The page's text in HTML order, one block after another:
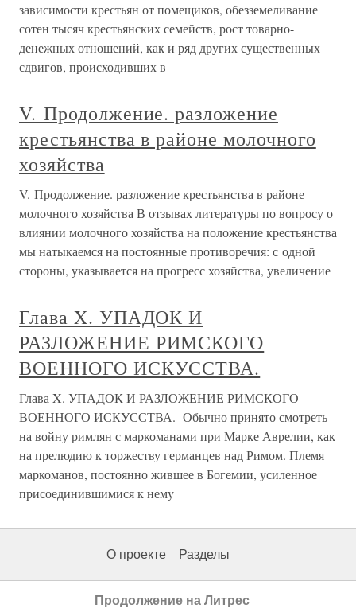
зависимости крестьян от помещиков, обезземеливание
сотен тысяч крестьянских семейств, рост товарно-
денежных отношений, как и ряд других существенных
сдвигов, происходивших в
V. Продолжение. разложение
крестьянства в районе молочного
хозяйства
V. Продолжение. разложение крестьянства в районе
молочного хозяйства В отзывах литературы по вопросу о
влиянии молочного хозяйства на положение крестьянства
мы натыкаемся на постоянные противоречия: с одной
стороны, указывается на прогресс хозяйства, увеличение
Глава X. УПАДОК И
РАЗЛОЖЕНИЕ РИМСКОГО
ВОЕННОГО ИСКУССТВА.
Глава X. УПАДОК И РАЗЛОЖЕНИЕ РИМСКОГО
ВОЕННОГО ИСКУССТВА. Обычно принято смотреть
на войну римлян с маркоманами при Марке Аврелии, как
на прелюдию к торжеству германцев над Римом. Племя
маркоманов, постоянно жившее в Богемии, усиленное
присоединившимися к нему
О проекте Разделы
Продолжение на Литрес